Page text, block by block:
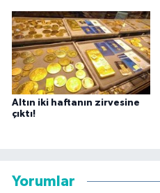
Altın iki haftanın zirvesine
çıktı!
Yorumlar